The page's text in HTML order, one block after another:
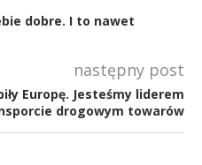
dobre. I to nawet
następny post
Europę. Jesteśmy liderem
drogowym towarów